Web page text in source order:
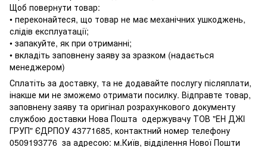
Щоб повернути товар:
• переконайтеся, що товар не має механічних ушкоджень,
слідів експлуатації;
• запакуйте, як при отриманні;
• вкладіть заповнену заяву за зразком (надається
менеджером)
Сплатіть за доставку, та не додавайте послугу післяплати,
інакше ми не зможемо отримати посилку. Відправте товар,
заповнену заяву та оригінал розрахункового документу
службою доставки Нова Пошта одержувачу ТОВ "ЕН ДЖІ
ГРУП" ЄДРПОУ 43771685, контактний номер телефону
0509193776 за адресою: м.Київ, відділення Нової Пошти